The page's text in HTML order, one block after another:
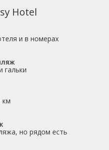
Hotel
и в номерах
гальки
км
но рядом есть